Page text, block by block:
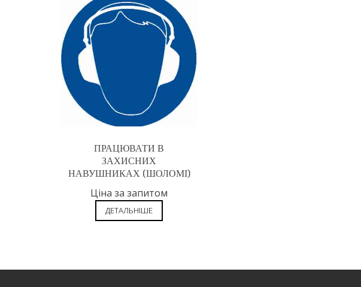
ПРАЦЮВАТИ В
ЗАХИСНИХ
НАВУШНИКАХ (ШОЛОМІ)
Ціна за запитом
ДЕТАЛЬНІШЕ